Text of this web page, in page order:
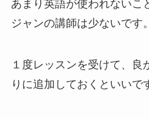
あまり英語が使われないこ
ジャンの講師は少ないです。
１度レッスンを受けて、良
りに追加しておくといいで